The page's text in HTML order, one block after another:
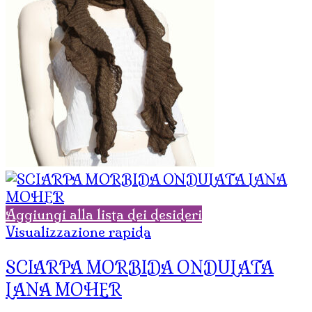
Aggiungi alla lista dei desideri
Visualizzazione rapida
SCIARPA MORBIDA ONDULATA
LANA MOHER